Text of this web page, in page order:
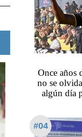
Once años
no se
algún día
#04